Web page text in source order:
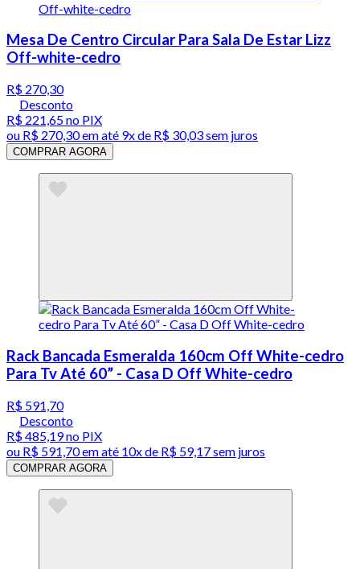
Mesa De Centro Circular Para Sala De Estar Lizz
Off-white-cedro
R$ 270,30
Desconto
R$ 221,65no PIX
ou R$ 270,30em até 9x de R$ 30,03 sem juros
COMPRAR AGORA
Rack Bancada Esmeralda 160cm Off White-cedro
Para Tv Até 60” - Casa D Off White-cedro
R$ 591,70
Desconto
R$ 485,19no PIX
ou R$ 591,70em até 10x de R$ 59,17 sem juros
COMPRAR AGORA